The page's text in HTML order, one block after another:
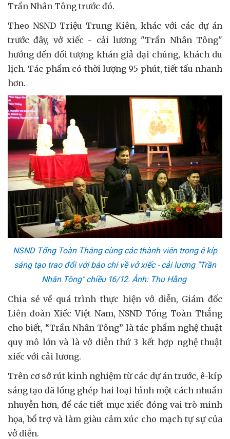
Trần Nhân Tông trước đó.
Theo NSND Triệu Trung Kiên, khác với các dự án
trước đây, vở xiếc - cải lương "Trần Nhân Tông"
hướng đến đối tượng khán giả đại chúng, khách du
lịch. Tác phẩm có thời lượng 95 phút, tiết tấu nhanh
hơn.
NSND Tống Toàn Thắng cùng các thành viên trong ê kíp
sáng tạo trao đổi với báo chí về vở xiếc - cải lương "Trần
Nhân Tông" chiều 16/12. Ảnh: Thu Hằng
Chia sẻ về quá trình thực hiện vở diễn, Giám đốc
Liên đoàn Xiếc Việt Nam, NSND Tống Toàn Thắng
cho biết, “Trần Nhân Tông” là tác phẩm nghệ thuật
quy mô lớn và là vở diễn thứ 3 kết hợp nghệ thuật
xiếc với cải lương.
Trên cơ sở rút kinh nghiệm từ các dự án trước, ê-kíp
sáng tạo đã lồng ghép hai loại hình một cách nhuần
nhuyễn hơn, để các tiết mục xiếc đóng vai trò minh
họa, bổ trợ và làm giàu cảm xúc cho mạch tự sự của
vở diễn.